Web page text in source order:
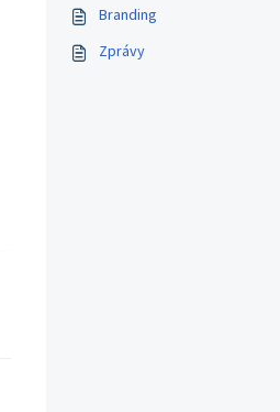
Branding
Zprávy